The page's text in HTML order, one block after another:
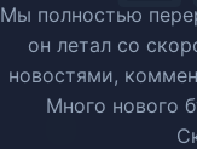
Мы полностью
он летал со
новостями,
Много нового